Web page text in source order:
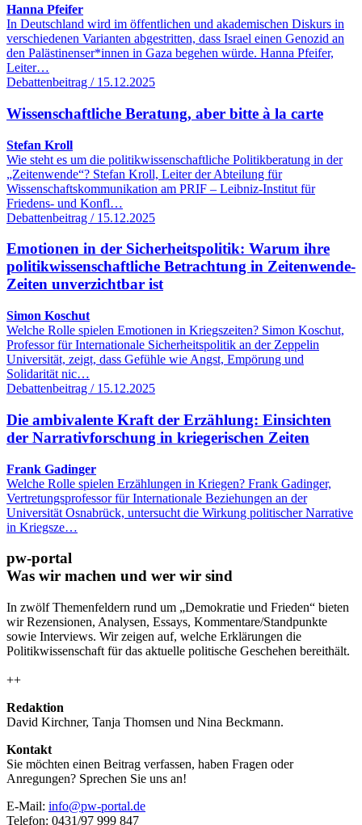
Hanna Pfeifer
In Deutschland wird im öffentlichen und akademischen Diskurs in
verschiedenen Varianten abgestritten, dass Israel einen Genozid an
den Palästinenser*innen in Gaza begehen würde. Hanna Pfeifer,
Leiter…
Debattenbeitrag / 15.12.2025
Wissenschaftliche Beratung, aber bitte à la carte
Stefan Kroll
Wie steht es um die politikwissenschaftliche Politikberatung in der
„Zeitenwende“? Stefan Kroll, Leiter der Abteilung für
Wissenschaftskommunikation am PRIF – Leibniz-Institut für
Friedens- und Konfl…
Debattenbeitrag / 15.12.2025
Emotionen in der Sicherheitspolitik: Warum ihre
politikwissenschaftliche Betrachtung in Zeitenwende-
Zeiten unverzichtbar ist
Simon Koschut
Welche Rolle spielen Emotionen in Kriegszeiten? Simon Koschut,
Professor für Internationale Sicherheitspolitik an der Zeppelin
Universität, zeigt, dass Gefühle wie Angst, Empörung und
Solidarität nic…
Debattenbeitrag / 15.12.2025
Die ambivalente Kraft der Erzählung: Einsichten
der Narrativforschung in kriegerischen Zeiten
Frank Gadinger
Welche Rolle spielen Erzählungen in Kriegen? Frank Gadinger,
Vertretungsprofessor für Internationale Beziehungen an der
Universität Osnabrück, untersucht die Wirkung politischer Narrative
in Kriegsze…
pw-portal
Was wir machen und wer wir sind
In zwölf Themenfeldern rund um „Demokratie und Frieden“ bieten
wir Rezensionen, Analysen, Essays, Kommentare/Standpunkte
sowie Interviews. Wir zeigen auf, welche Erklärungen die
Politikwissenschaft für das aktuelle politische Geschehen bereithält.
++
Redaktion
David Kirchner, Tanja Thomsen und Nina Beckmann.
Kontakt
Sie möchten einen Beitrag verfassen, haben Fragen oder
Anregungen? Sprechen Sie uns an!
E-Mail: info@pw-portal.de
Telefon: 0431/97 999 847